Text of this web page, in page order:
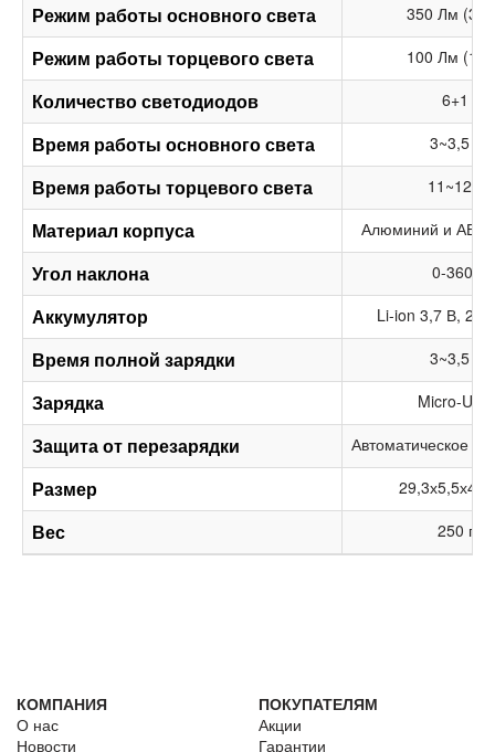
Режим работы основногосвета 350 Лм (3
Режим работы торцевого света 100 Лм (1
Количество светодиодов 6+1
Время работы основного света 3~3,5 ч
Время работы торцевого света 11~12 ч
Материал корпуса Алюминий и АБС-
Угол наклона 0-360°
Аккумулятор Li-ion 3,7 В,
Время полной зарядки 3~3,5 ч
Зарядка Micro-USB
Защита от перезарядки Автоматическое
Размер 29,3х5,5х4,4
Вес 250 г
КОМПАНИЯ
О нас
Новости
ПОКУПАТЕЛЯМ
Акции
Гарантии